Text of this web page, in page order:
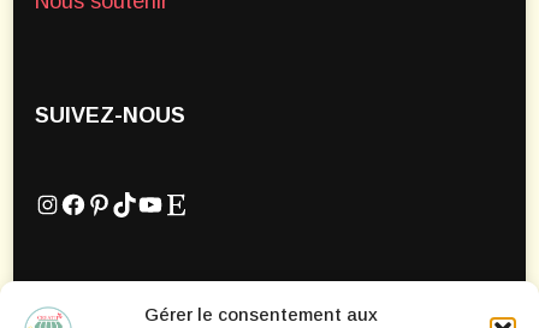
Gérer le consentement aux
SUIVEZ-NOUS
Instagram
Facebook
Pinterest
TikTok
YouTube